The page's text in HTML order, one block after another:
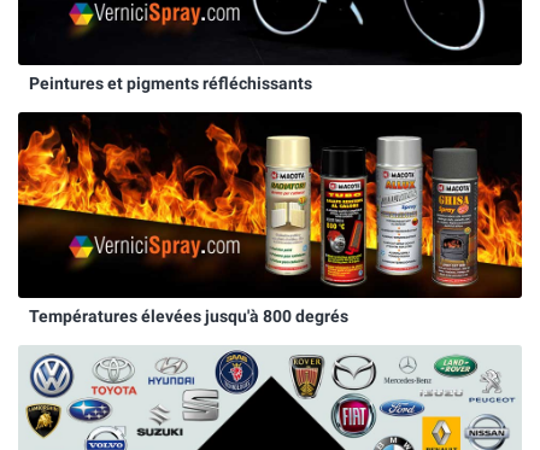
Peintures et pigments réfléchissants
Températures élevées jusqu'à 800 degrés